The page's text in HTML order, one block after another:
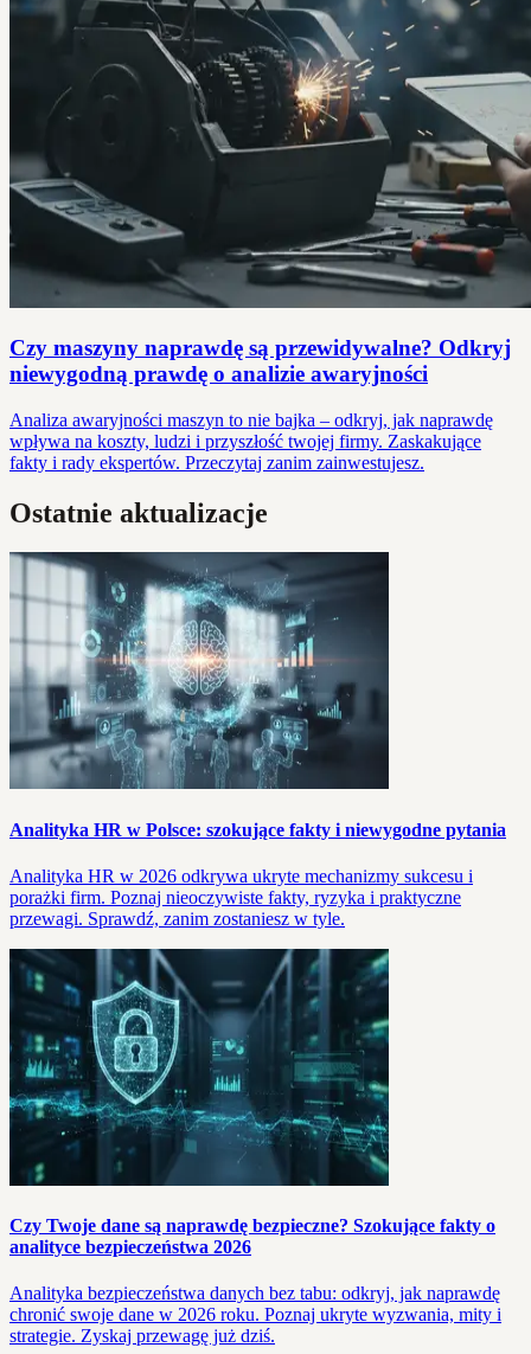
Czy maszyny naprawdę są przewidywalne? Odkryj
niewygodną prawdę o analizie awaryjności
Analiza awaryjności maszyn to nie bajka – odkryj, jak naprawdę
wpływa na koszty, ludzi i przyszłość twojej firmy. Zaskakujące
fakty i rady ekspertów. Przeczytaj zanim zainwestujesz.
Ostatnie aktualizacje
Analityka HR w Polsce: szokujące fakty i niewygodne pytania
Analityka HR w 2026 odkrywa ukryte mechanizmy sukcesu i
porażki firm. Poznaj nieoczywiste fakty, ryzyka i praktyczne
przewagi. Sprawdź, zanim zostaniesz w tyle.
Czy Twoje dane są naprawdę bezpieczne? Szokujące fakty o
analityce bezpieczeństwa 2026
Analityka bezpieczeństwa danych bez tabu: odkryj, jak naprawdę
chronić swoje dane w 2026 roku. Poznaj ukryte wyzwania, mity i
strategie. Zyskaj przewagę już dziś.